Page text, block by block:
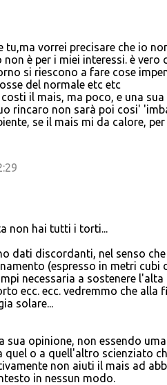
tu,ma vorrei precisare che io
è per i miei interessi. è
si riescono a fare cose
del normale etc etc
il mais, ma poco, e una
rincaro non sarà poi cosi'
se il mais mi da calore,
non hai tutti i torti...
dati discordanti, nel senso
(espresso in metri
necessaria a sostenere
ecc. ecc. vedremmo che alla
solare...
sua opinione, non essendo
o a quell'altro scienziato
non aiuti il mais ad
in nessun modo.